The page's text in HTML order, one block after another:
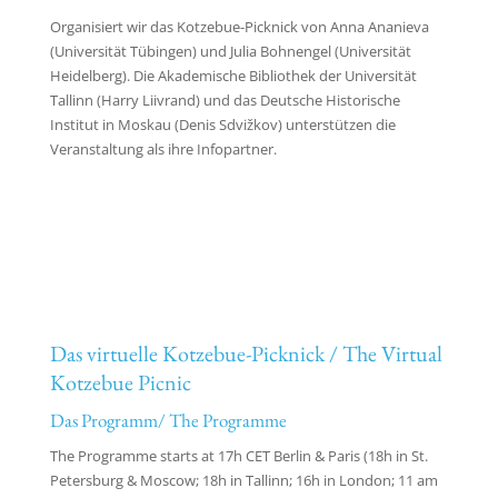
Organisiert wir das Kotzebue-Picknick von Anna Ananieva
(Universität Tübingen) und Julia Bohnengel (Universität
Heidelberg). Die Akademische Bibliothek der Universität
Tallinn (Harry Liivrand) und das Deutsche Historische
Institut in Moskau (Denis Sdvižkov) unterstützen die
Veranstaltung als ihre Infopartner.
Das virtuelle Kotzebue-Picknick / The Virtual
Kotzebue Picnic
Das Programm/ The Programme
The Programme starts at 17h CET Berlin & Paris (18h in St.
Petersburg & Moscow; 18h in Tallinn; 16h in London; 11 am